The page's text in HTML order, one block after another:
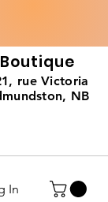
Boutique
rue Victoria
NB
In